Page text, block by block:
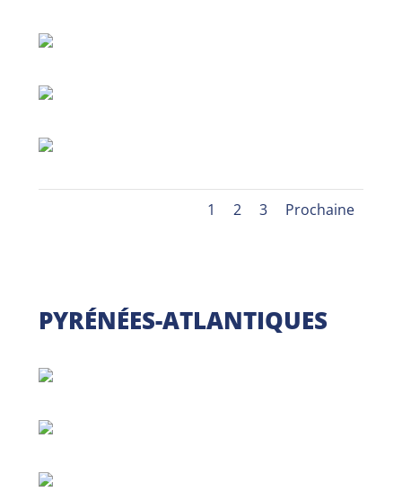
1 2 3 Prochaine
PYRÉNÉES-ATLANTIQUES